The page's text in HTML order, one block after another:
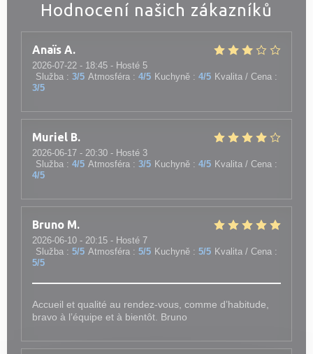
Hodnocení našich zákazníků
Anaïs A
2026-07-22 - 18:45 - Hosté 5
Služba : 3/5 Atmosféra : 4/5 Kuchyně : 4/5 Kvalita / Cena :
3/5
Muriel B
2026-06-17 - 20:30 - Hosté 3
Služba : 4/5 Atmosféra : 3/5 Kuchyně : 4/5 Kvalita / Cena :
4/5
Bruno M
2026-06-10 - 20:15 - Hosté 7
Služba : 5/5 Atmosféra : 5/5 Kuchyně : 5/5 Kvalita / Cena :
5/5
Accueil et qualité au rendez-vous, comme d’habitude,
bravo à l’équipe et à bientôt. Bruno